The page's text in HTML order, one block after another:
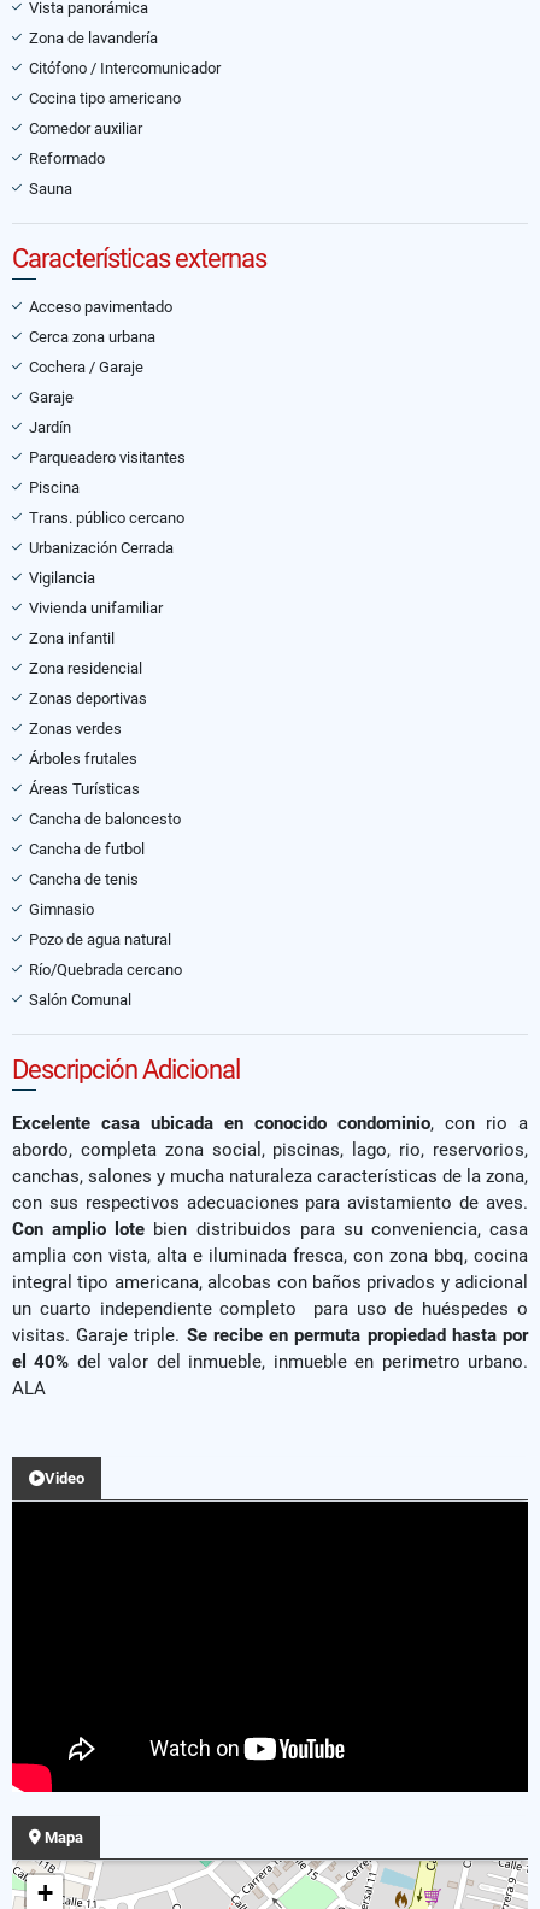
Vista panorámica
Zona de lavandería
Citófono / Intercomunicador
Cocina tipo americano
Comedor auxiliar
Reformado
Sauna
Características externas
Acceso pavimentado
Cerca zona urbana
Cochera / Garaje
Garaje
Jardín
Parqueadero visitantes
Piscina
Trans. público cercano
Urbanización Cerrada
Vigilancia
Vivienda unifamiliar
Zona infantil
Zona residencial
Zonas deportivas
Zonas verdes
Árboles frutales
Áreas Turísticas
Cancha de baloncesto
Cancha de futbol
Cancha de tenis
Gimnasio
Pozo de agua natural
Río/Quebrada cercano
Salón Comunal
Descripción Adicional
Excelente casa ubicada en conocido condominio, con rio a
abordo, completa zona social, piscinas, lago, rio, reservorios,
canchas, salones y mucha naturaleza características de la zona,
con sus respectivos adecuaciones para avistamiento de aves.
Con amplio lote bien distribuidos para su conveniencia, casa
amplia con vista, alta e iluminada fresca, con zona bbq, cocina
integral tipo americana, alcobas con baños privados y adicional
un cuarto independiente completo para uso de huéspedes o
visitas. Garaje triple. Se recibe en permuta propiedad hasta por
el 40% del valor del inmueble, inmueble en perimetro urbano.
ALA
Video
Mapa
+